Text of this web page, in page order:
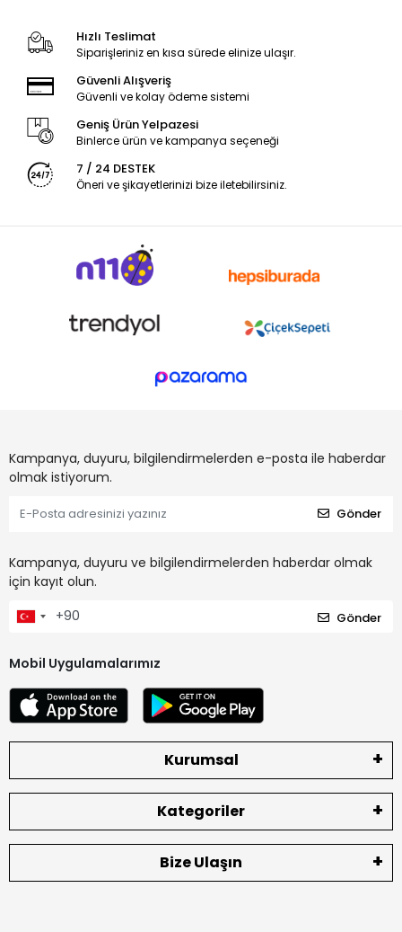
Hızlı Teslimat
Siparişleriniz en kısa sürede elinize ulaşır.
Güvenli Alışveriş
Güvenli ve kolay ödeme sistemi
Geniş Ürün Yelpazesi
Binlerce ürün ve kampanya seçeneği
7 / 24 DESTEK
Öneri ve şikayetlerinizi bize iletebilirsiniz.
Kampanya, duyuru, bilgilendirmelerden e-posta ile haberdar
olmak istiyorum.
Gönder
Kampanya, duyuru ve bilgilendirmelerden haberdar olmak
için kayıt olun.
Gönder
Mobil Uygulamalarımız
Kurumsal
Kategoriler
Bize Ulaşın